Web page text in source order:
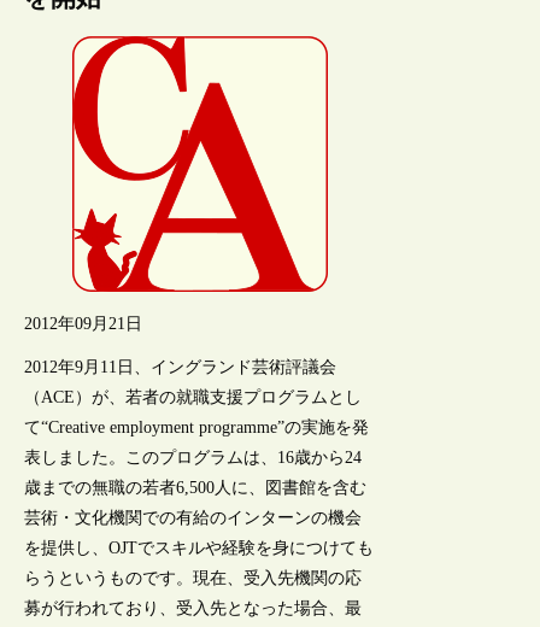
2012年09月21日
2012年9月11日、イングランド芸術評議会
（ACE）が、若者の就職支援プログラムとし
て“Creative employment programme”の実施を発
表しました。このプログラムは、16歳から24
歳までの無職の若者6,500人に、図書館を含む
芸術・文化機関での有給のインターンの機会
を提供し、OJTでスキルや経験を身につけても
らうというものです。現在、受入先機関の応
募が行われており、受入先となった場合、最